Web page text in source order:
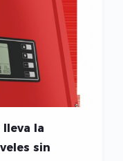
lleva la
sin